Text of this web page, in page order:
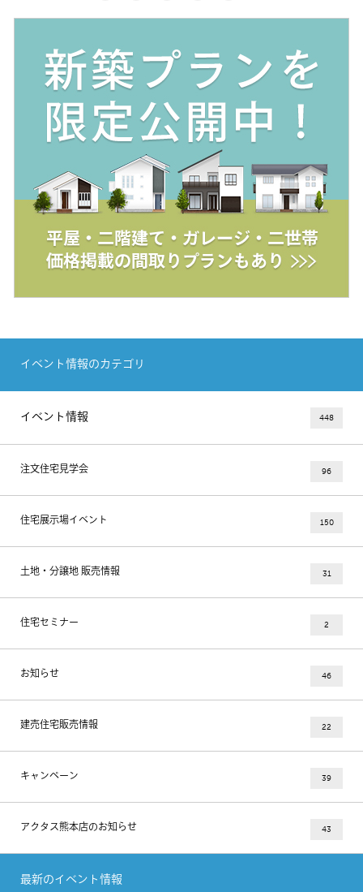
イベント情報のカテゴリ
イベント情報 448
注文住宅見学会 96
住宅展示場イベント 150
土地・分譲地 販売情報 31
住宅セミナー 2
お知らせ 46
建売住宅販売情報 22
キャンペーン 39
アクタス熊本店のお知らせ 43
最新のイベント情報